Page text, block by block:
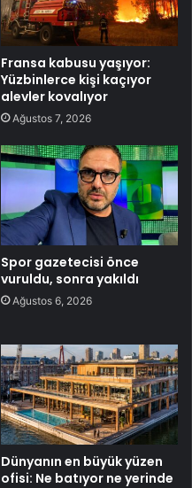
Fransa kabusu yaşıyor:
Yüzbinlerce kişi kaçıyor
alevler kovalıyor
Ağustos 7, 2026
Spor gazetecisi önce
vuruldu, sonra yakıldı
Ağustos 6, 2026
Dünyanın en büyük yüzen
ofisi: Ne batıyor ne yerinde